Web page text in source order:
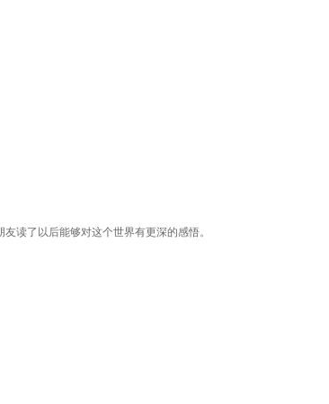
读了以后能够对这个世界有更深的感悟。